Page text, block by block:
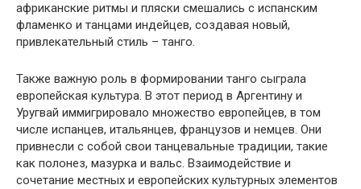
африканские ритмы и пляски смешались с испанским
фламенко и танцами индейцев, создавая новый,
привлекательный стиль – танго.
Также важную роль в формировании танго сыграла
европейская культура. В этот период в Аргентину и
Уругвай иммигрировало множество европейцев, в том
числе испанцев, итальянцев, французов и немцев. Они
привнесли с собой свои танцевальные традиции, такие
как полонез, мазурка и вальс. Взаимодействие и
сочетание местных и европейских культурных элементов